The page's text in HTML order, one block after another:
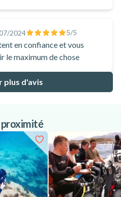
2024 5/5
en confiance et vous
le maximum de chose
plus d'avis